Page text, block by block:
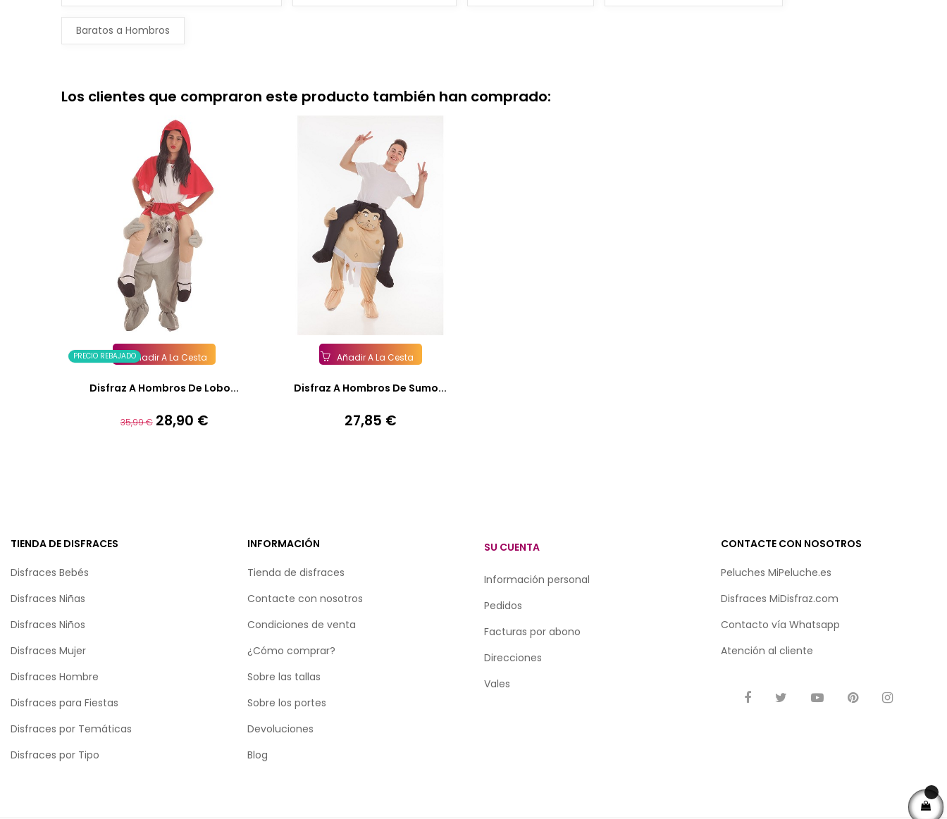
Baratos a Hombros
Los clientes que compraron este producto también han comprado:
PRECIO REBAJADOAñadir A La Cesta
Disfraz A Hombros De Lobo...
Precio
35,99 € Precio
28,90 €
Añadir A La Cesta
Disfraz A Hombros De Sumo...
Precio
27,85 €
TIENDA DE DISFRACES
Disfraces Bebés
Disfraces Niñas
Disfraces Niños
Disfraces Mujer
Disfraces Hombre
Disfraces para Fiestas
Disfraces por Temáticas
Disfraces por Tipo
INFORMACIÓN
Tienda de disfraces
Contacte con nosotros
Condiciones de venta
¿Cómo comprar?
Sobre las tallas
Sobre los portes
Devoluciones
Blog
SU CUENTA
Información personal
Pedidos
Facturas por abono
Direcciones
Vales
CONTACTE CON NOSOTROS
Peluches MiPeluche.es
Disfraces MiDisfraz.com
Contacto vía Whatsapp
Atención al cliente